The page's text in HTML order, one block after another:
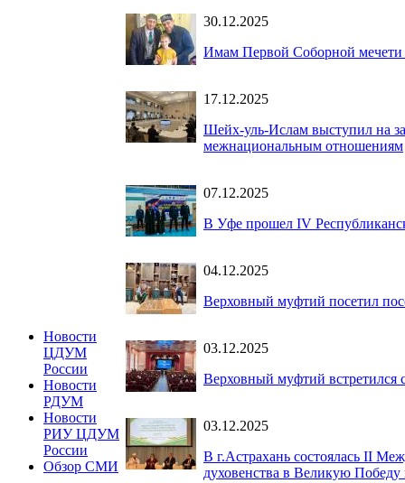
Новости
ЦДУМ
России
Новости
РДУМ
Новости
РИУ ЦДУМ
России
Обзор СМИ
30.12.2025
Имам Первой Соборной мечети
17.12.2025
Шейх-уль-Ислам выступил на
межнациональным отношениям
07.12.2025
В Уфе прошел IV
04.12.2025
Верховный муфтий посетил
03.12.2025
Верховный муфтий встретился
03.12.2025
В г.Астрахань состоялась II
духовенства в Великую